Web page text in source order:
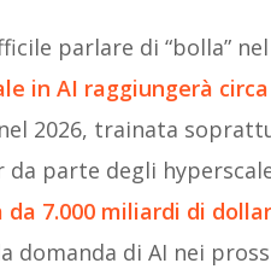
parlare di “bolla”
in AI raggiungerà
2026, trainata
parte degli
7.000 miliardi di
domanda di AI nei